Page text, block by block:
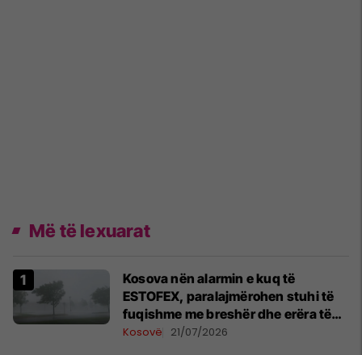
Më të lexuarat
Kosova nën alarmin e kuq të
ESTOFEX, paralajmërohen stuhi të
fuqishme me breshër dhe erëra të
forta
Kosovë 21/07/2026